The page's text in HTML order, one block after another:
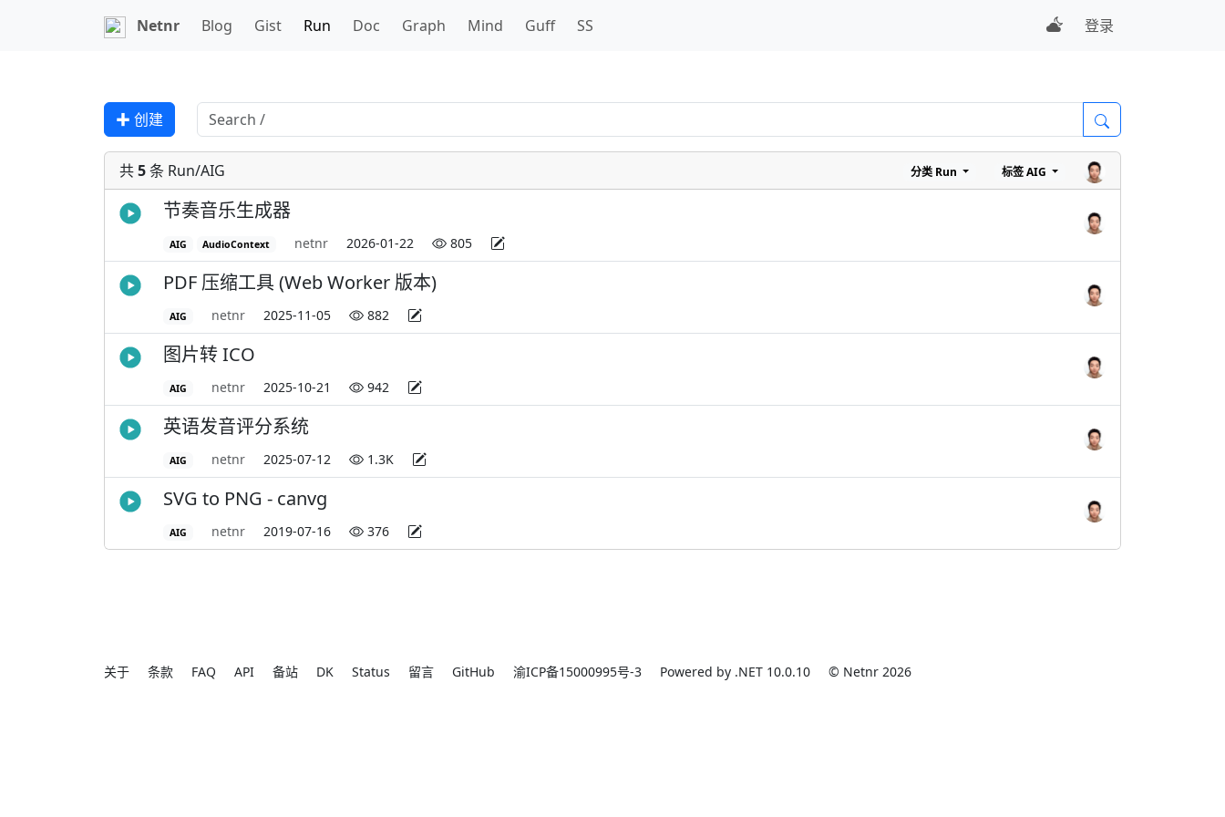
Netnr Blog Gist Run Doc Graph Mind Guff SS 登录
✚ 创建
共5条 Run/AIG 分类 Run 标签AIG
节奏音乐生成器
AIG AudioContext netnr 2026-01-22 805
PDF 压缩工具 (Web Worker 版本)
AIG netnr 2025-11-05 882
图片转 ICO
AIG netnr 2025-10-21 942
英语发音评分系统
AIG netnr 2025-07-12 1.3K
SVG to PNG - canvg
AIG netnr 2019-07-16 376
关于 条款 FAQ API 备站 DK Status 留言 GitHub 渝ICP备15000995号-3 Powered by .NET 10.0.10 © Netnr 2026